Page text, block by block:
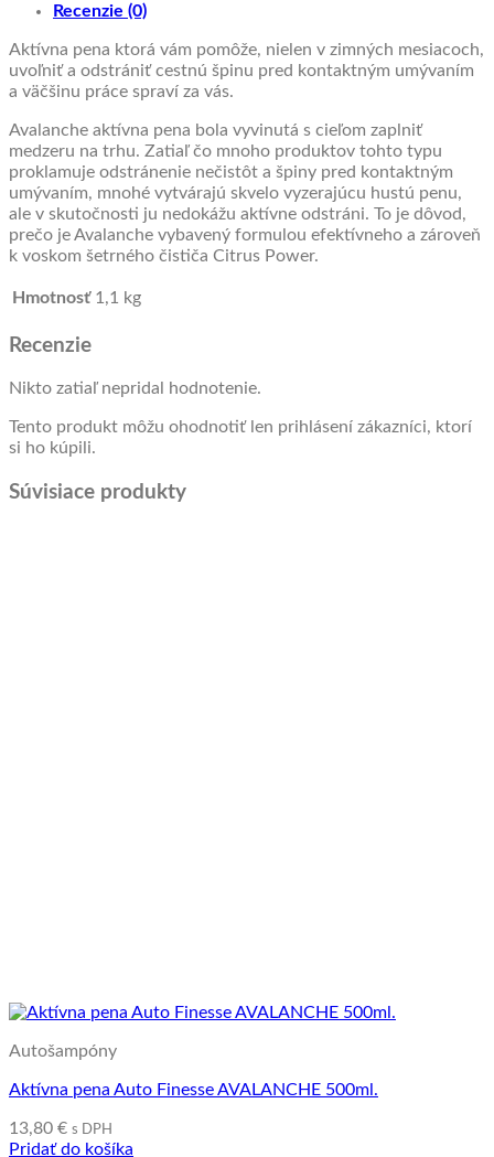
Recenzie (0)
Aktívna pena ktorá vám pomôže, nielen v zimných mesiacoch,
uvoľniť a odstrániť cestnú špinu pred kontaktným umývaním
a väčšinu práce spraví za vás.
Avalanche aktívna pena bola vyvinutá s cieľom zaplniť
medzeru na trhu. Zatiaľ čo mnoho produktov tohto typu
proklamuje odstránenie nečistôt a špiny pred kontaktným
umývaním, mnohé vytvárajú skvelo vyzerajúcu hustú penu,
ale v skutočnosti ju nedokážu aktívne odstráni. To je dôvod,
prečo je Avalanche vybavený formulou efektívneho a zároveň
k voskom šetrného čističa Citrus Power.
Hmotnosť 1,1 kg
Recenzie
Nikto zatiaľ nepridal hodnotenie.
Tento produkt môžu ohodnotiť len prihlásení zákazníci, ktorí
si ho kúpili.
Súvisiace produkty
Autošampóny
Aktívna pena Auto Finesse AVALANCHE 500ml.
13,80 € s DPH
Pridať do košíka